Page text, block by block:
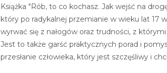
Książka "Rób, to co kochasz. Jak wejść na
który po radykalnej przemianie w wieku lat 17
wyrwać się z nałogów oraz trudności, z
Jest to także garść praktycznych porad i
przesłanie człowieka, który jest szczęśliwy i